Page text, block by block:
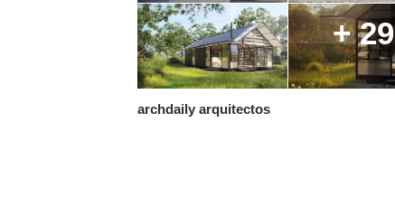
+ 29
archdaily arquitectos